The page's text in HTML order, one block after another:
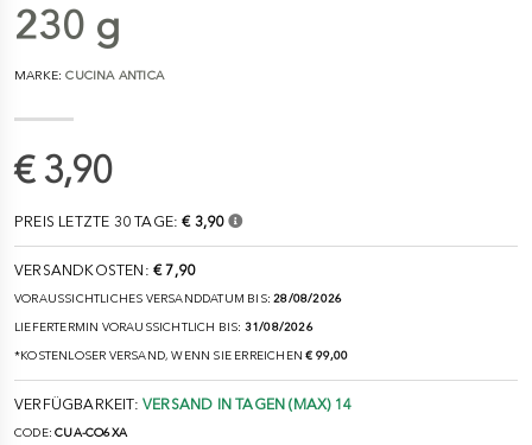
230 g
MARKE:CUCINA ANTICA
€ 3,90
PREIS LETZTE 30 TAGE:€ 3,90
VERSANDKOSTEN: € 7,90
VORAUSSICHTLICHES VERSANDDATUM BIS:28/08/2026
LIEFERTERMIN VORAUSSICHTLICH BIS: 31/08/2026
*KOSTENLOSER VERSAND, WENN SIE ERREICHEN€ 99,00
VERFÜGBARKEIT: VERSAND IN TAGEN (MAX) 14
CODE:CUA-CO6XA